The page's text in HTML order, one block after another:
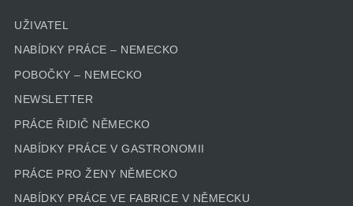
UŽIVATEL
NABÍDKY PRÁCE – NEMECKO
POBOČKY – NEMECKO
NEWSLETTER
PRÁCE ŘIDIČ NĚMECKO
NABÍDKY PRÁCE V GASTRONOMII
PRÁCE PRO ŽENY NĚMECKO
NABÍDKY PRÁCE VE FABRICE V NĚMECKU